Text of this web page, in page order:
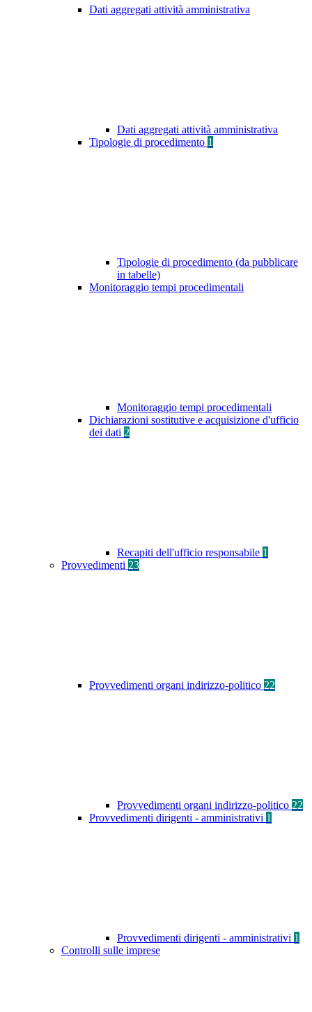
Dati aggregati attività amministrativa
Dati aggregati attività amministrativa
Tipologie di procedimento 1
Tipologie di procedimento (da pubblicare
in tabelle)
Monitoraggio tempi procedimentali
Monitoraggio tempi procedimentali
Dichiarazioni sostitutive e acquisizione d'ufficio
dei dati 2
Recapiti dell'ufficio responsabile 1
Provvedimenti 23
Provvedimenti organi indirizzo-politico 22
Provvedimenti organi indirizzo-politico 22
Provvedimenti dirigenti - amministrativi 1
Provvedimenti dirigenti - amministrativi 1
Controlli sulle imprese